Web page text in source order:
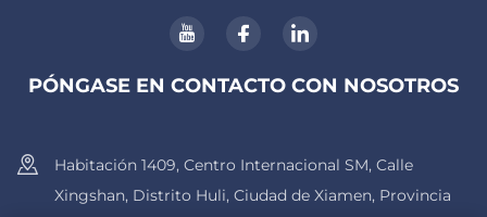
PÓNGASE EN CONTACTO CON NOSOTROS
Habitación 1409, Centro Internacional SM, Calle
Xingshan, Distrito Huli, Ciudad de Xiamen, Provincia